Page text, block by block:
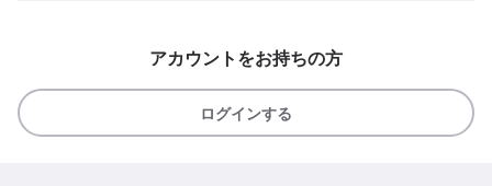
アカウントをお持ちの方
ログインする